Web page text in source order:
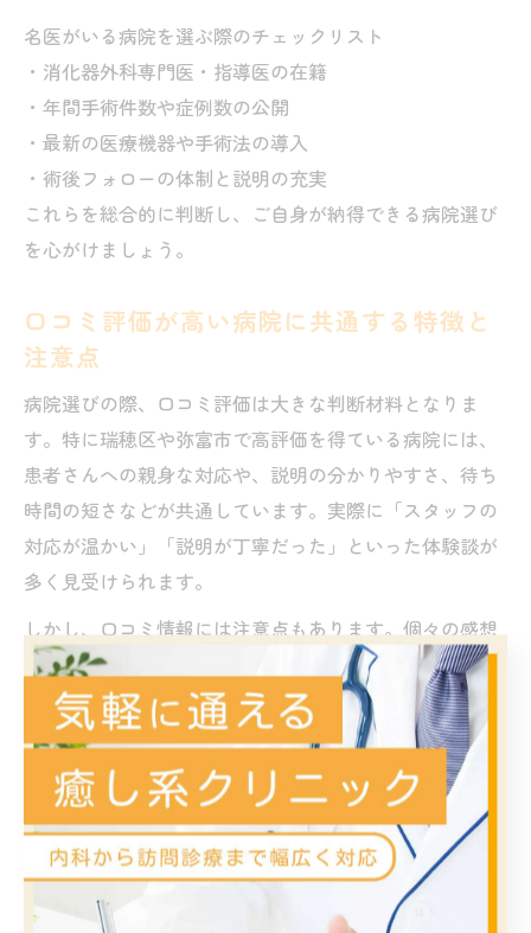
名医がいる病院を選ぶ際のチェックリスト
・消化器外科専門医・指導医の在籍
・年間手術件数や症例数の公開
・最新の医療機器や手術法の導入
・術後フォローの体制と説明の充実
これらを総合的に判断し、ご自身が納得できる病院選び
を心がけましょう。
口コミ評価が高い病院に共通する特徴と
注意点
病院選びの際、口コミ評価は大きな判断材料となりま
す。特に瑞穂区や弥富市で高評価を得ている病院には、
患者さんへの親身な対応や、説明の分かりやすさ、待ち
時間の短さなどが共通しています。実際に「スタッフの
対応が温かい」「説明が丁寧だった」といった体験談が
多く見受けられます。
しかし、口コミ情報には注意点もあります。個々の感想
は主観的であり、すべての患者さんに同じ満足度が得ら
れるとは限りません。また、一部の否定的な口コミだけ
で判断するのは避け、全体的な傾向や複数の情報源を比
較することが大切です。特に消化管術後のケアについて
は、専門性や診療体制も重視する必要があります。
口コミ評価を参考にする際のポイント
・複数の口コミサイトや公式情報を比較
・最新の口コミや体験談を重視